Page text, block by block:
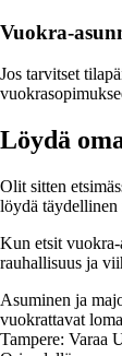
Vuokra-
Jos tarvitset
Löydä
Olit sitten
löydä täydellinen
Kun etsit
rauhallisuus ja
Asuminen ja
vuokrattavat
Tampere: Varaa